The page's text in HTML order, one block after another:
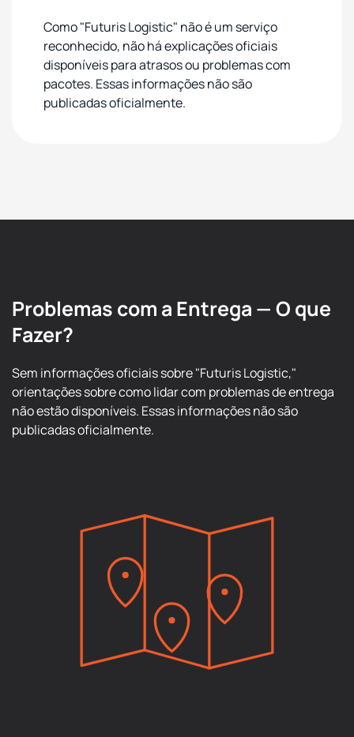
Como "Futuris Logistic" não é um serviço
reconhecido, não há explicações oficiais
disponíveis para atrasos ou problemas com
pacotes. Essas informações não são
publicadas oficialmente.
Problemas com a Entrega — O que
Fazer?
Sem informações oficiais sobre "Futuris Logistic,"
orientações sobre como lidar com problemas de entrega
não estão disponíveis. Essas informações não são
publicadas oficialmente.